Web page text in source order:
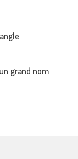
grand nom